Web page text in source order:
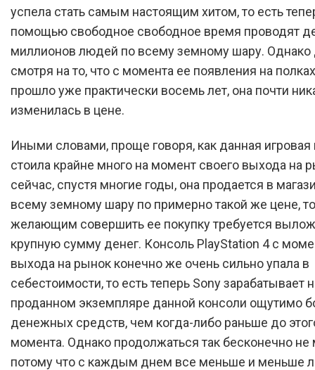
успела стать самым настоящим хитом, то есть
помощью свободное свободное время проводят
миллионов людей по всему земному шару. Однако
смотря на то, что с момента ее появления на
прошло уже практически восемь лет, она почти
изменилась в цене.
Иными словами, проще говоря, как данная игровая
стоила крайне много на момент своего выхода на
сейчас, спустя многие годы, она продается в
всему земному шару по примерно такой же цене,
желающим совершить ее покупку требуется
крупную сумму денег. Консоль PlayStation 4 с
выхода на рынок конечно же очень сильно упала в
себестоимости, то есть теперь Sony зарабатывает
проданном экземпляре данной консоли ощутимо
денежных средств, чем когда-либо раньше до
момента. Однако продолжаться так бесконечно не
потому что с каждым днем все меньше и меньше